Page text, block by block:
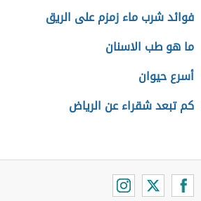
فوائد شرب ماء زمزم على الريق
ما هو طب الاسنان
أسرع حيوان
كم تبعد شقراء عن الرياض